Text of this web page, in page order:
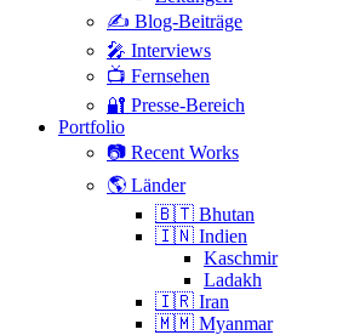
✍️ Blog-Beiträge
🎤 Interviews
📺 Fernsehen
🔐 Presse-Bereich
Portfolio
📷 Recent Works
🌎 Länder
🇧🇹 Bhutan
🇮🇳 Indien
Kaschmir
Ladakh
🇮🇷 Iran
🇲🇲 Myanmar